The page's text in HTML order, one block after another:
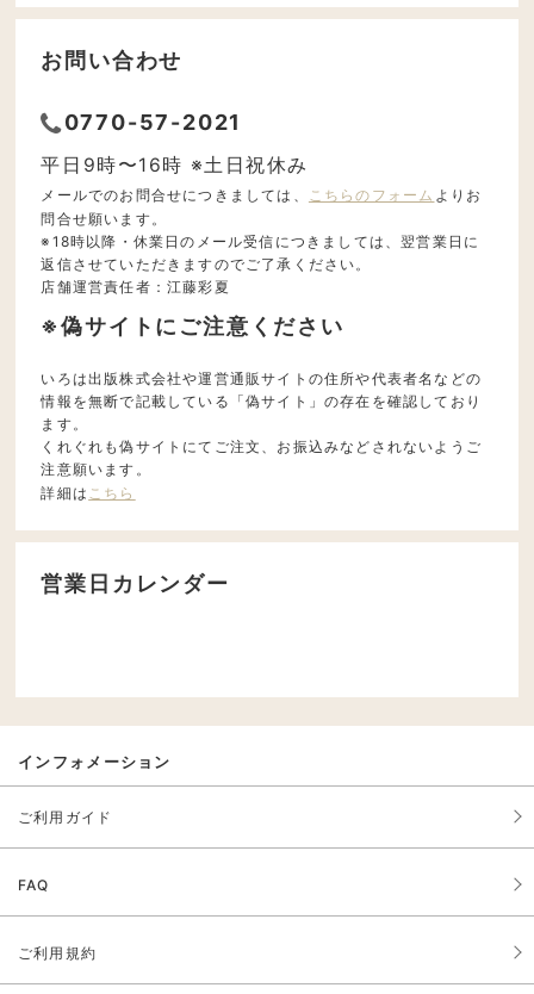
お問い合わせ
0770-57-2021
平日9時〜16時 ※土日祝休み
メールでのお問合せにつきましては、 こちらのフォーム よりお
問合せ願います。
※18時以降・休業日のメール受信につきましては、翌営業日に
返信させていただきますのでご了承ください。
店舗運営責任者：江藤彩夏
※偽サイトにご注意ください
いろは出版株式会社や運営通販サイトの住所や代表者名などの
情報を無断で記載している「偽サイト」の存在を確認しており
ます。
くれぐれも偽サイトにてご注文、お振込みなどされないようご
注意願います。
詳細は こちら
営業日カレンダー
インフォメーション
ご利用ガイド
FAQ
ご利用規約